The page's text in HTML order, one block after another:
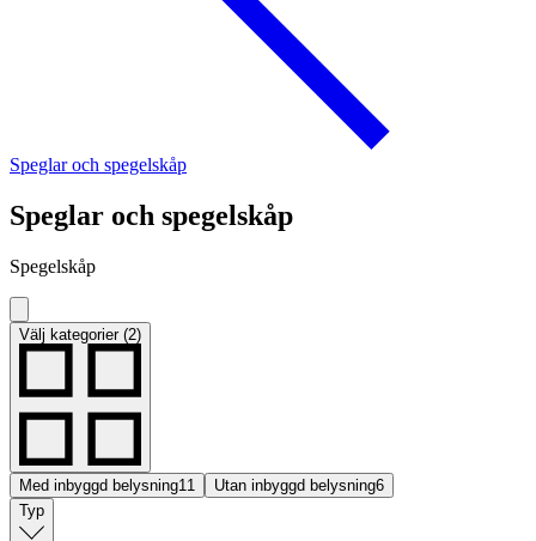
Speglar och spegelskåp
Speglar och spegelskåp
Spegelskåp
Välj kategorier (2)
Med inbyggd belysning11 Utan inbyggd belysning6
Typ